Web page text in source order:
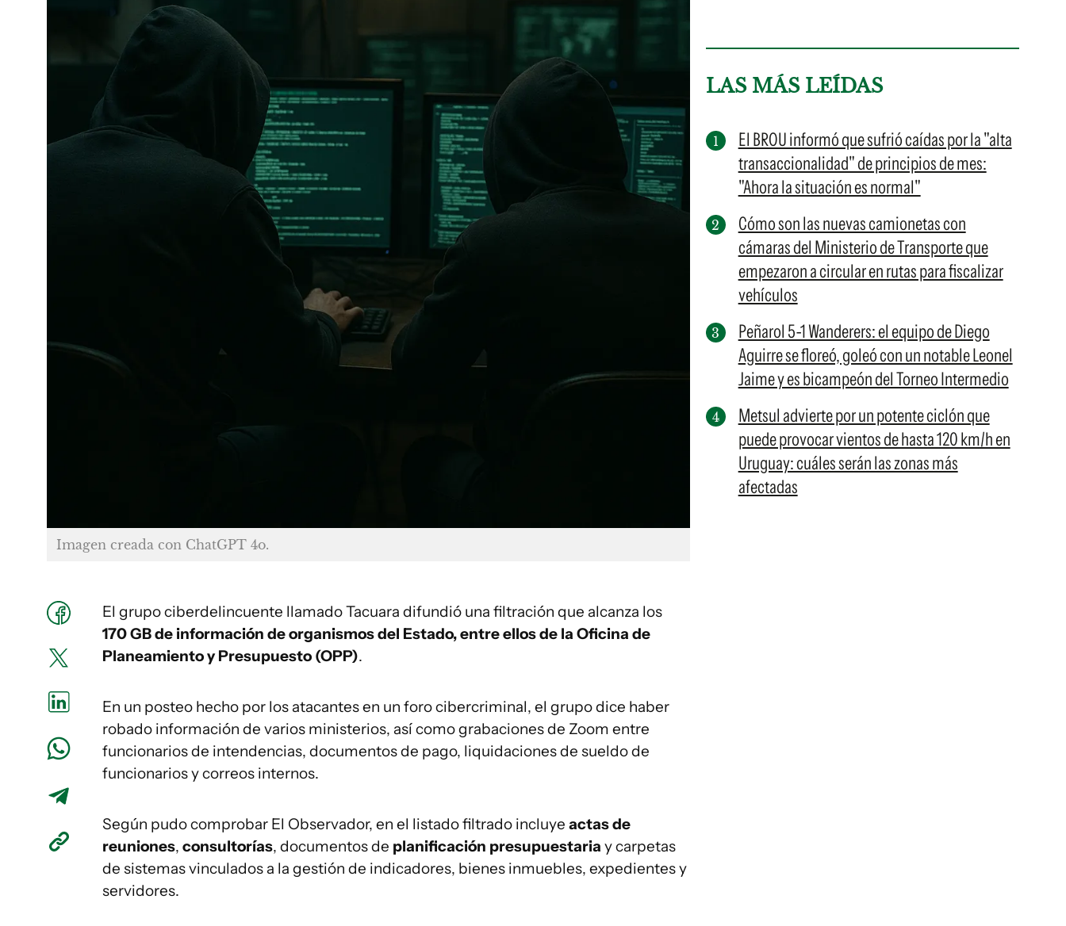
Imagen creada con ChatGPT 4o.
El grupo ciberdelincuente llamado Tacuara difundió una filtración que alcanza los
170 GB de información de organismos del Estado, entre ellos de la Oficina de
Planeamiento y Presupuesto (OPP).
En un posteo hecho por los atacantes en un foro cibercriminal, el grupo dice haber
robado información de varios ministerios, así como grabaciones de Zoom entre
funcionarios de intendencias, documentos de pago, liquidaciones de sueldo de
funcionarios y correos internos.
Según pudo comprobar El Observador, en el listado filtrado incluye actas de
reuniones, consultorías, documentos de planificación presupuestaria y carpetas
de sistemas vinculados a la gestión de indicadores, bienes inmuebles, expedientes y
servidores.
LAS MÁS LEÍDAS
El BROU informó que sufrió caídas por la "alta
transaccionalidad" de principios de mes:
"Ahora la situación es normal"
Cómo son las nuevas camionetas con
cámaras del Ministerio de Transporte que
empezaron a circular en rutas para fiscalizar
vehículos
Peñarol 5-1 Wanderers: el equipo de Diego
Aguirre se floreó, goleó con un notable Leonel
Jaime y es bicampeón del Torneo Intermedio
Metsul advierte por un potente ciclón que
puede provocar vientos de hasta 120 km/h en
Uruguay: cuáles serán las zonas más
afectadas